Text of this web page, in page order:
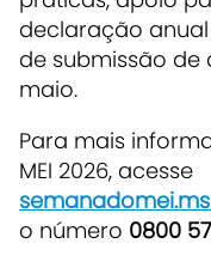
declaração anual
de submissão de
maio.
Para mais
MEI 2026, acesse
o número 0800